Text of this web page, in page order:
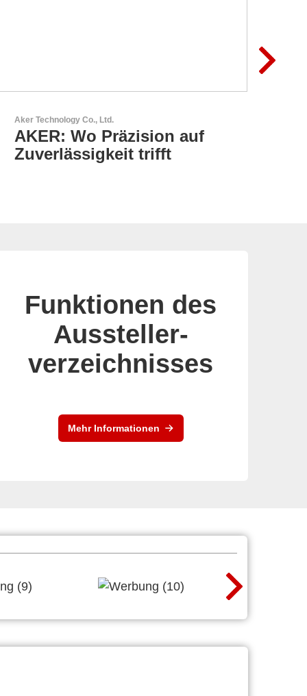
Özdisan Elektronik A.S.
Partner für Lösungen mit
elektronischen
Funktionen des
Aussteller-
verzeichnisses
Mehr Informationen